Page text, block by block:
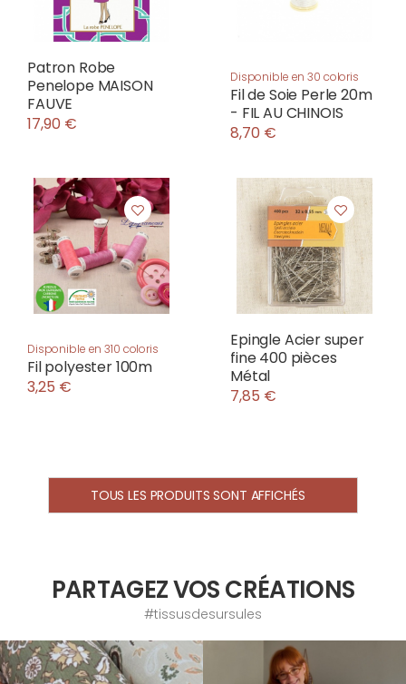
Patron Robe
Penelope MAISON
FAUVE
17,90 €
Disponible en 30 coloris
Fil de Soie Perle 20m
- FIL AU CHINOIS
8,70 €
Disponible en 310 coloris
Fil polyester 100m
3,25 €
Epingle Acier super
fine 400 pièces
Métal
7,85 €
TOUS LES PRODUITS SONT AFFICHÉS
PARTAGEZ VOS CRÉATIONS
#tissusdesursules